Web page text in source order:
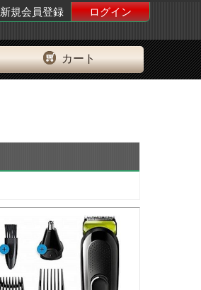
新規会員登録
ログイン
カート